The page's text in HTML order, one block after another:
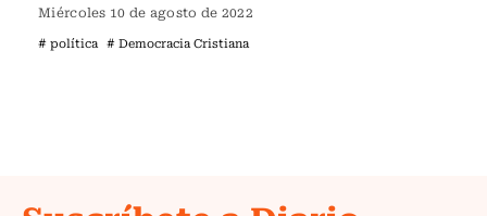
Miércoles 10 de agosto de 2022
# política # Democracia Cristiana